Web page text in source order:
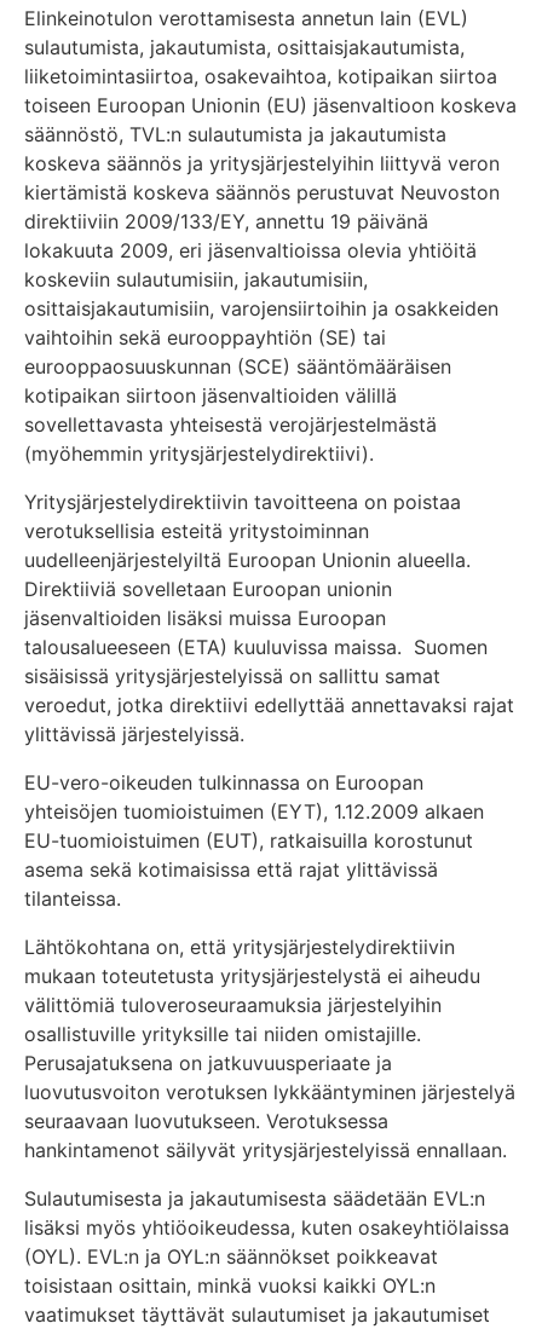
Elinkeinotulon verottamisesta annetun lain (EVL)
sulautumista, jakautumista, osittaisjakautumista,
liiketoimintasiirtoa, osakevaihtoa, kotipaikan siirtoa
toiseen Euroopan Unionin (EU) jäsenvaltioon koskeva
säännöstö, TVL:n sulautumista ja jakautumista
koskeva säännös ja yritysjärjestelyihin liittyvä veron
kiertämistä koskeva säännös perustuvat Neuvoston
direktiiviin 2009/133/EY, annettu 19 päivänä
lokakuuta 2009, eri jäsenvaltioissa olevia yhtiöitä
koskeviin sulautumisiin, jakautumisiin,
osittaisjakautumisiin, varojensiirtoihin ja osakkeiden
vaihtoihin sekä eurooppayhtiön (SE) tai
eurooppaosuuskunnan (SCE) sääntömääräisen
kotipaikan siirtoon jäsenvaltioiden välillä
sovellettavasta yhteisestä verojärjestelmästä
(myöhemmin yritysjärjestelydirektiivi).
Yritysjärjestelydirektiivin tavoitteena on poistaa
verotuksellisia esteitä yritystoiminnan
uudelleenjärjestelyiltä Euroopan Unionin alueella.
Direktiiviä sovelletaan Euroopan unionin
jäsenvaltioiden lisäksi muissa Euroopan
talousalueeseen (ETA) kuuluvissa maissa. Suomen
sisäisissä yritysjärjestelyissä on sallittu samat
veroedut, jotka direktiivi edellyttää annettavaksi rajat
ylittävissä järjestelyissä.
EU-vero-oikeuden tulkinnassa on Euroopan
yhteisöjen tuomioistuimen (EYT), 1.12.2009 alkaen
EU-tuomioistuimen (EUT), ratkaisuilla korostunut
asema sekä kotimaisissa että rajat ylittävissä
tilanteissa.
Lähtökohtana on, että yritysjärjestelydirektiivin
mukaan toteutetusta yritysjärjestelystä ei aiheudu
välittömiä tuloveroseuraamuksia järjestelyihin
osallistuville yrityksille tai niiden omistajille.
Perusajatuksena on jatkuvuusperiaate ja
luovutusvoiton verotuksen lykkääntyminen järjestelyä
seuraavaan luovutukseen. Verotuksessa
hankintamenot säilyvät yritysjärjestelyissä ennallaan.
Sulautumisesta ja jakautumisesta säädetään EVL:n
lisäksi myös yhtiöoikeudessa, kuten osakeyhtiölaissa
(OYL). EVL:n ja OYL:n säännökset poikkeavat
toisistaan osittain, minkä vuoksi kaikki OYL:n
vaatimukset täyttävät sulautumiset ja jakautumiset